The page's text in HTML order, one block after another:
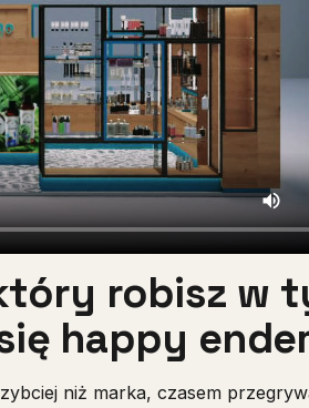
robisz w
happy
niż marka, czasem